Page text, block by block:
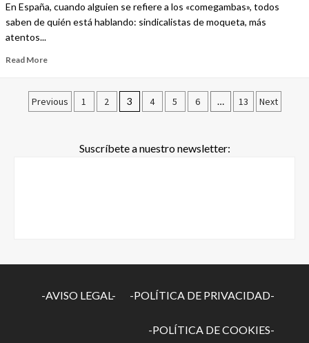
En España, cuando alguien se refiere a los «comegambas», todos
saben de quién está hablando: sindicalistas de moqueta, más
atentos...
Read More
Previous 1 2 3 4 5 6 … 13 Next
Suscríbete a nuestro newsletter:
-AVISO LEGAL- -POLÍTICA DE PRIVACIDAD-
-POLÍTICA DE COOKIES-